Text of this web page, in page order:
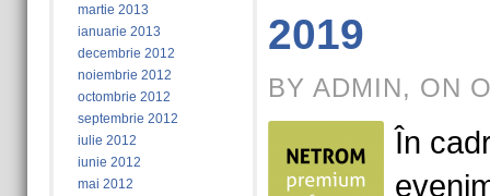
martie 2013
ianuarie 2013
decembrie 2012
noiembrie 2012
octombrie 2012
septembrie 2012
iulie 2012
iunie 2012
mai 2012
2019
BY ADMIN, ON
În